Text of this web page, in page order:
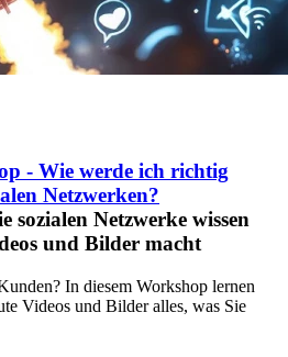
- Wie werde ich richtig
Netzwerken?
sozialen Netzwerke wissen
und Bilder macht
In diesem Workshop lernen
Videos und Bilder alles, was Sie